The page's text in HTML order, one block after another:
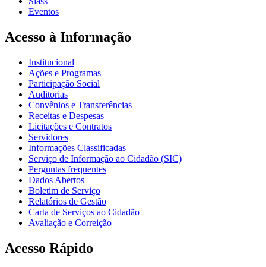
Eventos
Acesso à Informação
Institucional
Ações e Programas
Participação Social
Auditorias
Convênios e Transferências
Receitas e Despesas
Licitações e Contratos
Servidores
Informações Classificadas
Serviço de Informação ao Cidadão (SIC)
Perguntas frequentes
Dados Abertos
Boletim de Serviço
Relatórios de Gestão
Carta de Serviços ao Cidadão
Avaliação e Correição
Acesso Rápido